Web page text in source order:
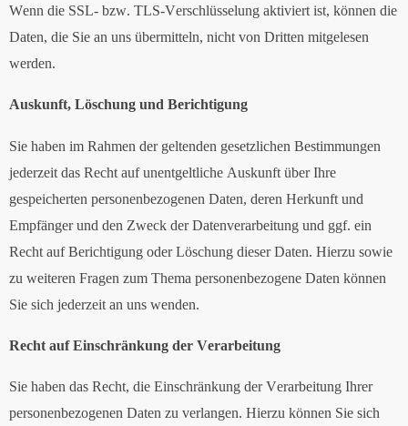
Wenn die SSL- bzw. TLS-Verschlüsselung aktiviert ist, können die
Daten, die Sie an uns übermitteln, nicht von Dritten mitgelesen
werden.
Auskunft, Löschung und Berichtigung
Sie haben im Rahmen der geltenden gesetzlichen Bestimmungen
jederzeit das Recht auf unentgeltliche Auskunft über Ihre
gespeicherten personenbezogenen Daten, deren Herkunft und
Empfänger und den Zweck der Datenverarbeitung und ggf. ein
Recht auf Berichtigung oder Löschung dieser Daten. Hierzu sowie
zu weiteren Fragen zum Thema personenbezogene Daten können
Sie sich jederzeit an uns wenden.
Recht auf Einschränkung der Verarbeitung
Sie haben das Recht, die Einschränkung der Verarbeitung Ihrer
personenbezogenen Daten zu verlangen. Hierzu können Sie sich